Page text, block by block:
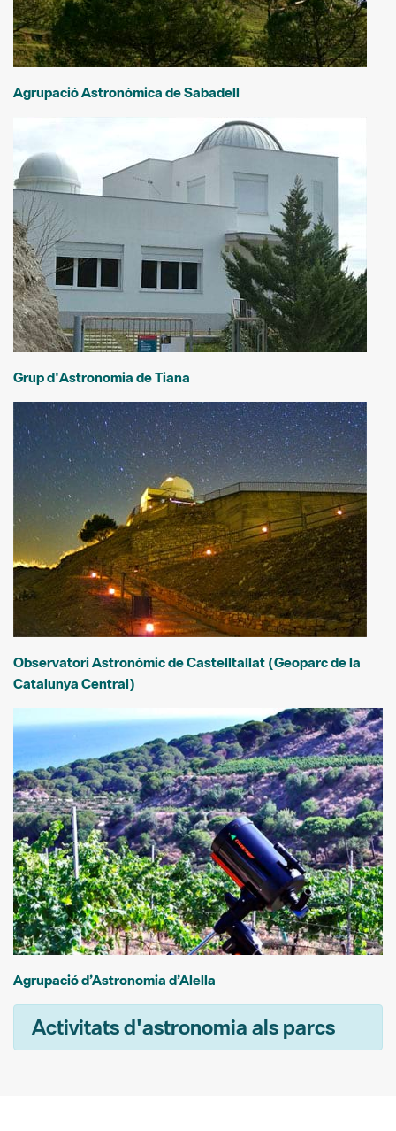
Agrupació Astronòmica de Sabadell
Grup d'Astronomia de Tiana
Observatori Astronòmic de Castelltallat (Geoparc de la
Catalunya Central)
Agrupació d’Astronomia d’Alella
Activitats d'astronomia als parcs